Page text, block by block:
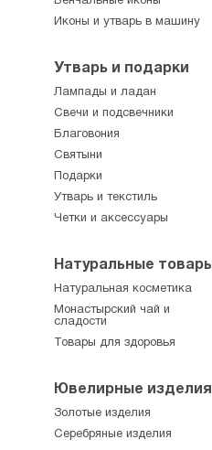
Иконы и утварь в машину
Утварь и подарки
Лампады и ладан
Свечи и подсвечники
Благовония
Святыни
Подарки
Утварь и текстиль
Четки и аксессуары
Натуральные товары
Натуральная косметика
Монастырский чай и
сладости
Товары для здоровья
Ювелирные изделия
Золотые изделия
Серебряные изделия